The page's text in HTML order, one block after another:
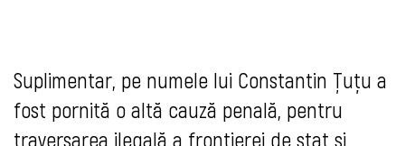
Suplimentar, pe numele lui Constantin Țuțu a
fost pornită o altă cauză penală, pentru
traversarea ilegală a frontierei de stat și